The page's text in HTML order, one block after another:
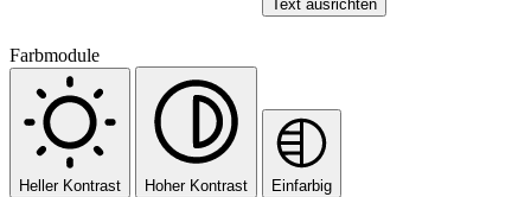
Text ausrichten
Farbmodule
Heller Kontrast Hoher Kontrast Einfarbig